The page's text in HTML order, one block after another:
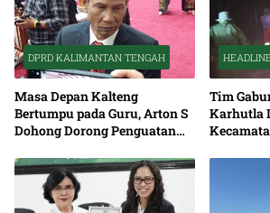
DPRD KALIMANTAN TENGAH
Masa Depan Kalteng
Bertumpu pada Guru, Arton S
Dohong Dorong Penguatan
Tim
Karhutla